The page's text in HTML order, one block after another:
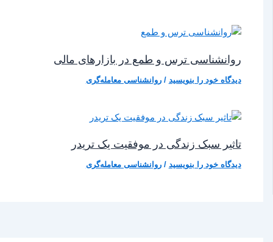
روانشناسی ترس و طمع در بازارهای مالی
دیدگاه‌ خود را بنویسید /روانشناسی معامله‌گری
تاثیر سبک زندگی در موفقیت یک تریدر
دیدگاه‌ خود را بنویسید /روانشناسی معامله‌گری